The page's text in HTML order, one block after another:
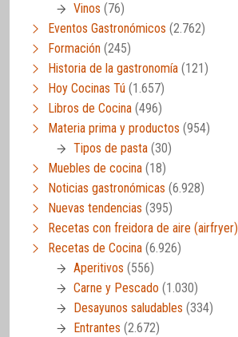
Vinos (76)
Eventos Gastronómicos (2.762)
Formación (245)
Historia de la gastronomía (121)
Hoy Cocinas Tú (1.657)
Libros de Cocina (496)
Materia prima y productos (954)
Tipos de pasta (30)
Muebles de cocina (18)
Noticias gastronómicas (6.928)
Nuevas tendencias (395)
Recetas con freidora de aire (airfryer)
Recetas de Cocina (6.926)
Aperitivos (556)
Carne y Pescado (1.030)
Desayunos saludables (334)
Entrantes (2.672)